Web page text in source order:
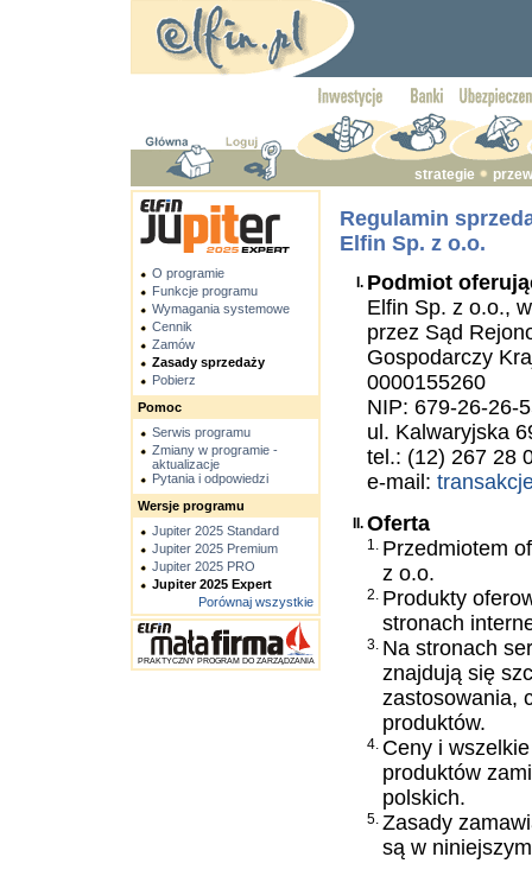
strategie
O programie
Funkcje programu
Wymagania systemowe
Cennik
Zamów
Zasady sprzedaży
Pobierz
Pomoc
Serwis programu
Zmiany w programie -
aktualizacje
Pytania i odpowiedzi
Wersje programu
Jupiter 2025 Standard
Jupiter 2025 Premium
Jupiter 2025 PRO
Jupiter 2025 Expert
Porównaj wszystkie
PRAKTYCZNY PROGRAM DO ZARZĄDZANIA
Regulamin
Elfin Sp. z o.o.
I. Podmiot
Elfin Sp. z o.o.,
przez Sąd
Gospodarczy
0000155260
NIP: 679-26-26-
ul. Kalwaryjska
tel.: (12) 267 28
e-mail:
II.Oferta
1. Przedmiotem
z o.o.
2. Produkty
stronach
3. Na stronach
znajdują się
zastosowania,
produktów.
4. Ceny i
produktów
polskich.
5. Zasady
są w